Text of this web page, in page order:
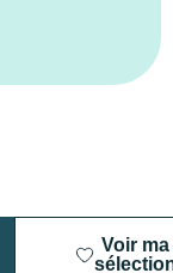
Voir ma